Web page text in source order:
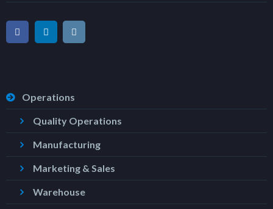
Operations
Quality Operations
Manufacturing
Marketing & Sales
Warehouse